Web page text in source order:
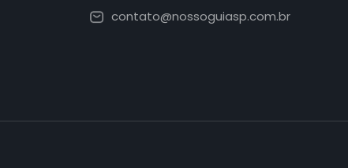
contato@nossoguiasp.com.br